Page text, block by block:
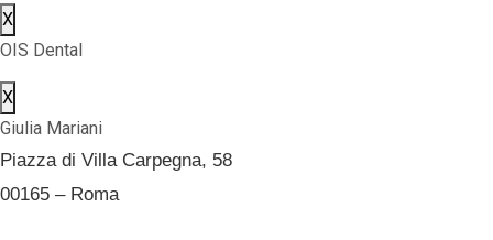
X
OIS Dental
X
Giulia Mariani
Piazza di Villa Carpegna, 58
00165 – Roma